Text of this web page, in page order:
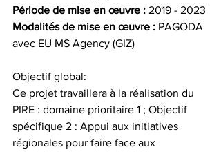
Période de mise en œuvre : 2019 - 2023
Modalités de mise en œuvre : PAGODA
avec EU MS Agency (GIZ)
Objectif global:
Ce projet travaillera à la réalisation du
PIRE : domaine prioritaire 1 ; Objectif
spécifique 2 : Appui aux initiatives
régionales pour faire face aux